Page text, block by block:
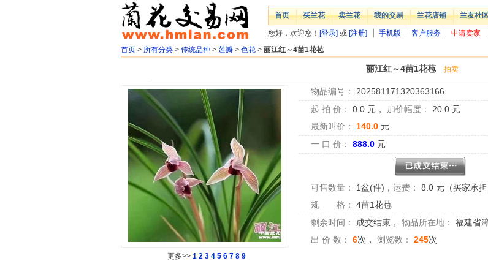
首页 买兰花 卖兰花 我的交易 兰花店铺 兰友社
您好，欢迎您！ [登录] 或 [注册] 手机版 客户服务 申请卖家
首页 > 所有分类 > 传统品种 > 莲瓣 > 色花 > 丽江红～4苗1花苞
丽江红～4苗1花苞 拍卖
更多>> 1 2 3 4 5 6 7 8 9
物品编号：
202581171320363166
起 拍 价：
0.0 元， 加价幅度： 20.0 元
最新叫价：
140.0 元
一 口 价：
888.0 元
可售数量： 1盆(件) ， 运费：
8.0 元（买家承担
规 格：
4苗1花苞
剩余时间：
成交结束 ， 物品所在地：
福建省
出 价 数：
6次， 浏览数： 245次